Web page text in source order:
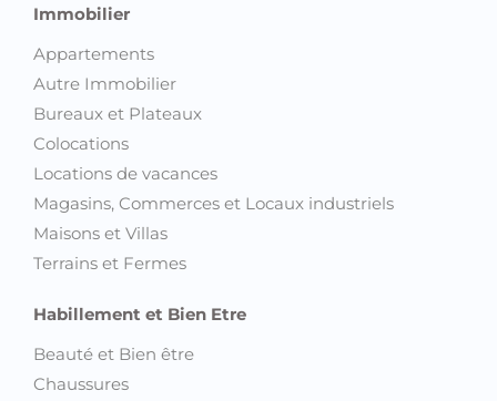
Immobilier
Appartements
Autre Immobilier
Bureaux et Plateaux
Colocations
Locations de vacances
Magasins, Commerces et Locaux industriels
Maisons et Villas
Terrains et Fermes
Habillement et Bien Etre
Beauté et Bien être
Chaussures